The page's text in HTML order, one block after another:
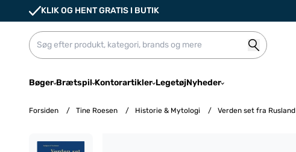
KLIK OG HENT GRATIS I BUTIK
Bøger Brætspil Kontorartikler LegetøjNyheder
Forsiden / Tine Roesen / Historie & Mytologi / Verden set fra Rusland